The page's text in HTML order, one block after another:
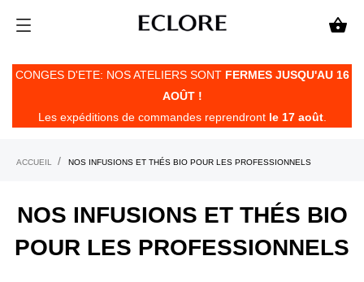

CONGES D'ETE: NOS ATELIERS SONT FERMES JUSQU'AU 16
AOÛT !
Les expéditions de commandes reprendront le 17 août.
ACCUEIL NOS INFUSIONS ET THÉS BIO POUR LES PROFESSIONNELS
NOS INFUSIONS ET THÉS BIO
POUR LES PROFESSIONNELS